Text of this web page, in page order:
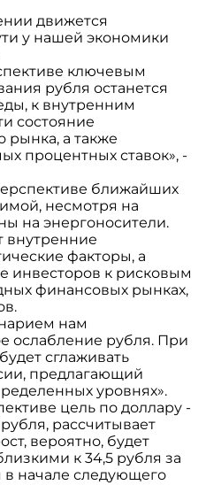
движется
у нашей экономики
ключевым
рубля останется
к внутренним
состояние
рынка, а также
процентных ставок», -
ближайших
несмотря на
на энергоносители.
внутренние
факторы, а
инвесторов к рисковым
финансовых рынках,
нам
ослабление рубля. При
сглаживать
предлагающий
уровнях».
цель по доллару -
рассчитывает
вероятно, будет
к 34,5 рубля за
в начале следующего